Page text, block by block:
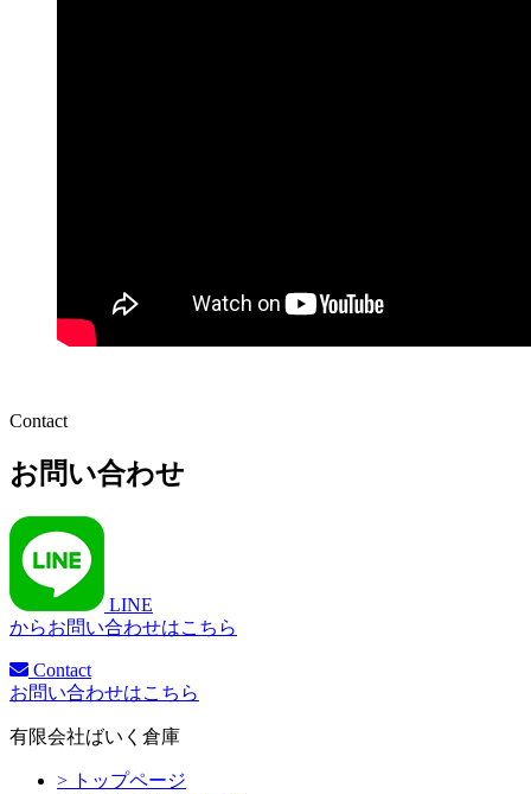
Contact
お問い合わせ
LINE
からお問い合わせはこちら
Contact
お問い合わせはこちら
有限会社ばいく倉庫
> トップページ